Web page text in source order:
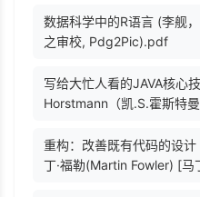
数据科学中的R语言 (李舰
之审校, Pdg2Pic).pdf
写给大忙人看的JAVA核心
Horstmann（凯.S.霍斯特
重构：改善既有代码的设
丁·福勒(Martin Fowler) [